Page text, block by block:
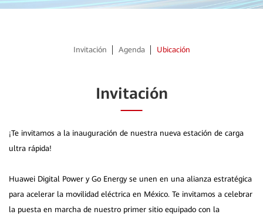
Invitación Agenda Ubicación
Invitación
¡Te invitamos a la inauguración de nuestra nueva estación de carga
ultra rápida!
Huawei Digital Power y Go Energy se unen en una alianza estratégica
para acelerar la movilidad eléctrica en México. Te invitamos a celebrar
la puesta en marcha de nuestro primer sitio equipado con la